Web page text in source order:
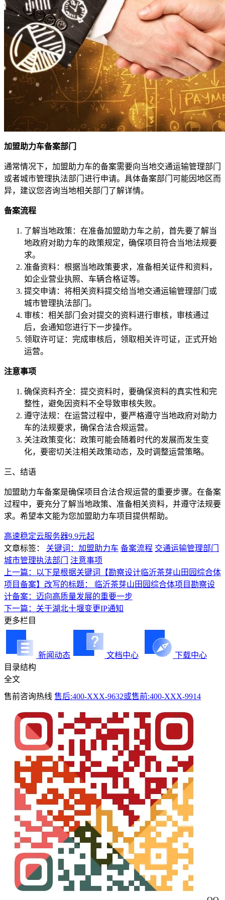
加盟助力车备案部门
通常情况下，加盟助力车的备案需要向当地交通运输管理部门
或者城市管理执法部门进行申请。具体备案部门可能因地区而
异，建议您咨询当地相关部门了解详情。
备案流程
了解当地政策：在准备加盟助力车之前，首先要了解当
地政府对助力车的政策规定，确保项目符合当地法规要
求。
准备资料：根据当地政策要求，准备相关证件和资料，
如企业营业执照、车辆合格证等。
提交申请：将相关资料提交给当地交通运输管理部门或
城市管理执法部门。
审核：相关部门会对提交的资料进行审核，审核通过
后，会通知您进行下一步操作。
领取许可证：完成审核后，领取相关许可证，正式开始
运营。
注意事项
确保资料齐全：提交资料时，要确保资料的真实性和完
整性，避免因资料不全导致审核失败。
遵守法规：在运营过程中，要严格遵守当地政府对助力
车的法规要求，确保合法合规运营。
关注政策变化：政策可能会随着时代的发展而发生变
化，要密切关注相关政策动态，及时调整运营策略。
三、结语
加盟助力车备案是确保项目合法合规运营的重要步骤。在备案
过程中，要充分了解当地政策、准备相关资料，并遵守法规要
求。希望本文能为您加盟助力车项目提供帮助。
高速稳定云服务器9.9元起
文章标签：
关键词：加盟助力车 备案流程 交通运输管理部门
城市管理执法部门
注意事项
上一篇：以下是根据关键词【勘察设计临沂茶芽山田园综合体
项目备案】改写的标题： 临沂茶芽山田园综合体项目勘察设
计备案：迈向高质量发展的重要一步
下一篇：关于湖北十堰变更IP通知
更多栏目
新闻动态 文档中心
下载中心
目录结构
全文
售前咨询热线 售后:400-XXX-9632或售前:400-XXX-9914